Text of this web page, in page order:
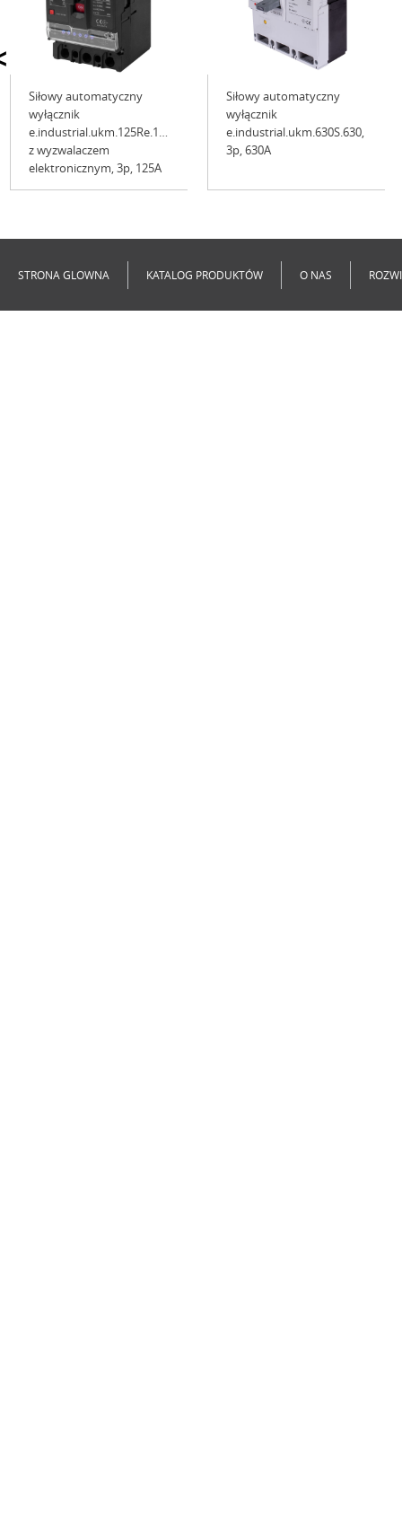
Siłowy automatyczny
wyłącznik
e.industrial.ukm.125Re.100
z wyzwalaczem
elektronicznym, 3p, 125A
Siłowy automatyczny
wyłącznik
e.industrial.ukm.630S.630,
3р, 630А
STRONA GLOWNA KATALOG PRODUKTÓW O NAS